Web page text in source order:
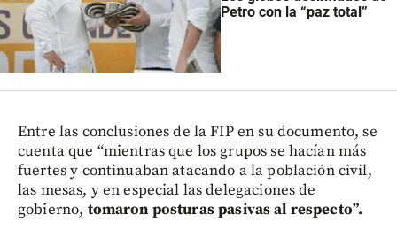
Petro con la “paz total”
Entre las conclusiones de la FIP en su documento, se
cuenta que “mientras que los grupos se hacían más
fuertes y continuaban atacando a la población civil,
las mesas, y en especial las delegaciones de
gobierno, tomaron posturas pasivas al respecto”.